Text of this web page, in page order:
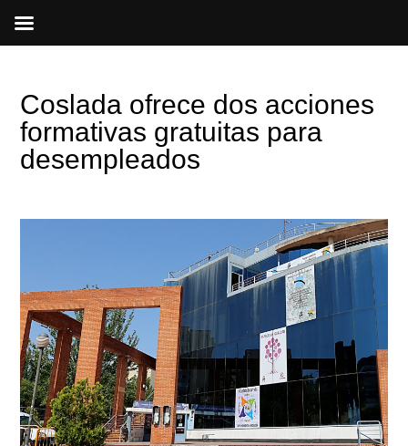
Coslada ofrece dos acciones
formativas gratuitas para
desempleados